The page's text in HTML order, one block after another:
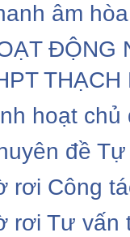
âm
ĐỘNG
THẠCH
hoạt
đề
rơi Công
rơi Tư vấn